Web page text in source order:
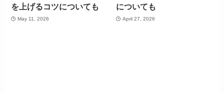
を上げるコツについても
May 11, 2026
についても
April 27, 2026